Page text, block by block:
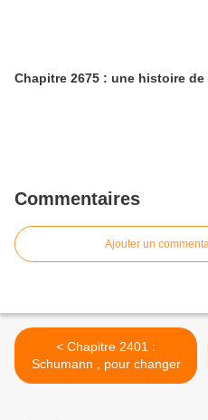
Chapitre 2675 : une histoire de
Commentaires
Ajouter un
< Chapitre 2401 :
Schumann , pour changer